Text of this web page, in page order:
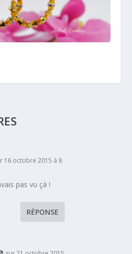
16 octobre 2015 à 8
pas vu çà !
RÉPONSE